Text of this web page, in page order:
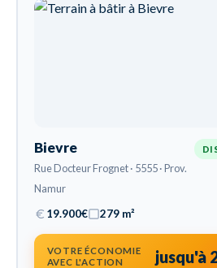
Bievre
Rue Docteur Frognet · 5555 · Prov.
Namur
19.900€ 279 m²
VOTRE ÉCONOMIE
AVEC L'ACTION
jusqu'à